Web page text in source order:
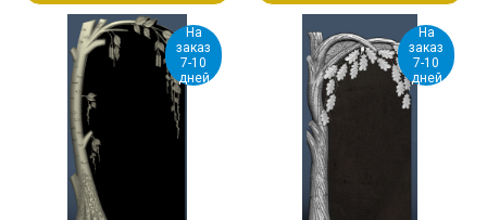
На
заказ
7-10
дней
На
заказ
7-10
дней